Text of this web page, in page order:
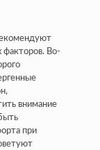
факторов. Во-
внимание
при